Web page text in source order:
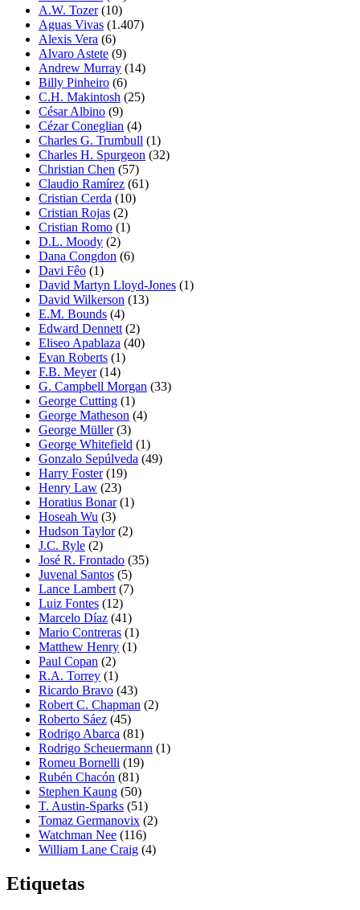
A.W. Tozer(10)
Aguas Vivas (1.407)
Alexis Vera (6)
Alvaro Astete (9)
Andrew Murray (14)
Billy Pinheiro (6)
C.H. Makintosh (25)
César Albino (9)
Cézar Coneglian (4)
Charles G. Trumbull (1)
Charles H. Spurgeon (32)
Christian Chen (57)
Claudio Ramírez (61)
Cristian Cerda (10)
Cristian Rojas (2)
Cristian Romo (1)
D.L. Moody (2)
Dana Congdon (6)
Davi Fêo (1)
David Martyn Lloyd-Jones (1)
David Wilkerson (13)
E.M. Bounds (4)
Edward Dennett(2)
Eliseo Apablaza (40)
Evan Roberts (1)
F.B. Meyer(14)
G. Campbell Morgan (33)
George Cutting (1)
George Matheson (4)
George Müller(3)
George Whitefield (1)
Gonzalo Sepúlveda (49)
Harry Foster(19)
Henry Law (23)
Horatius Bonar(1)
Hoseah Wu (3)
Hudson Taylor(2)
J.C. Ryle (2)
José R. Frontado (35)
Juvenal Santos (5)
Lance Lambert(7)
Luiz Fontes (12)
Marcelo Díaz (41)
Mario Contreras (1)
Matthew Henry (1)
Paul Copan (2)
R.A. Torrey (1)
Ricardo Bravo (43)
Robert C. Chapman (2)
Roberto Sáez (45)
Rodrigo Abarca (81)
Rodrigo Scheuermann (1)
Romeu Bornelli (19)
Rubén Chacón (81)
Stephen Kaung (50)
T. Austin-Sparks (51)
Tomaz Germanovix (2)
Watchman Nee (116)
William Lane Craig (4)
Etiquetas